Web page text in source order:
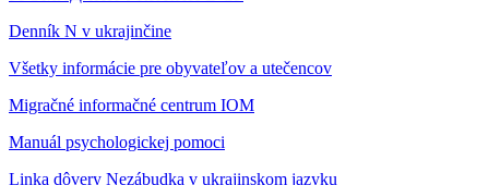
Denník N v ukrajinčine
Všetky informácie pre obyvateľov a utečencov
Migračné informačné centrum IOM
Manuál psychologickej pomoci
Linka dôvery Nezábudka v ukrajinskom jazyku